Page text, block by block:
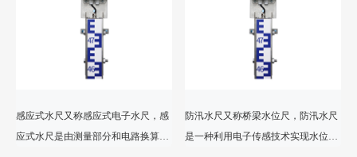
感应式水尺又称感应式电子水尺，感
应式水尺是由测量部分和电路换算传
防汛水尺又称桥梁水位尺，防汛水尺
是一种利用电子传感技术实现水位自